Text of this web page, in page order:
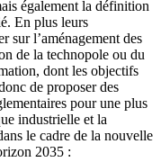
également la définition
En plus leurs
sur l’aménagement des
de la technopole ou du
dont les objectifs
de proposer des
pour une plus
industrielle et la
le cadre de la nouvelle
2035 :